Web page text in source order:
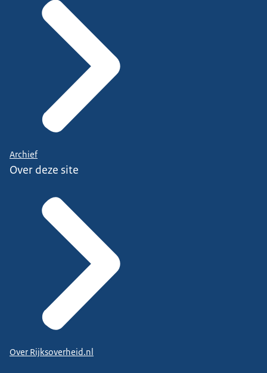
Archief
Over deze site
Over Rijksoverheid.nl